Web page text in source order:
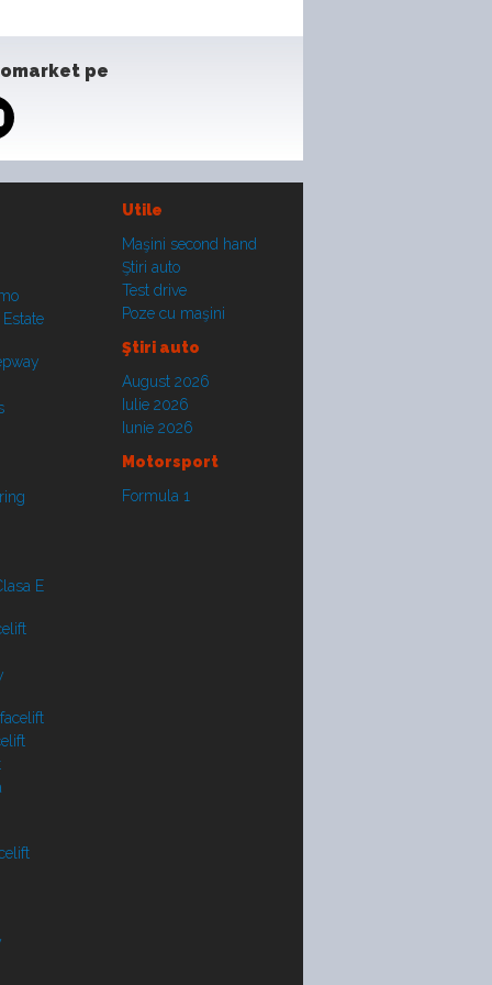
pe
Utile
E
Maşini second hand
Ştiri auto
Test drive
Poze cu maşini
Ştiri auto
August 2026
Iulie 2026
Iunie 2026
Motorsport
Formula 1